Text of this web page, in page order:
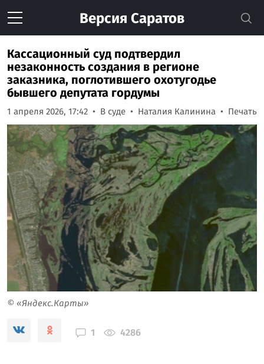
Версия Саратов
Кассационный суд подтвердил
незаконность создания в регионе
заказника, поглотившего охотугодье
бывшего депутата гордумы
1 апреля 2026, 17:42 В суде Наталия Калинина Печать
© «Яндекс.Карты»
1 4286